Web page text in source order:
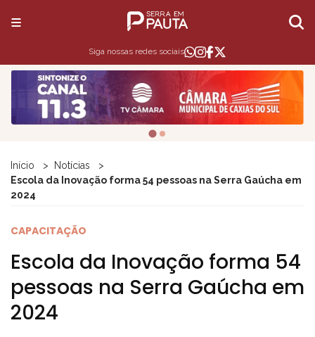
Siga nossas redes sociais
Início
Notícias
Escola da Inovação forma 54 pessoas na Serra Gaúcha em
2024
CAPACITAÇÃO
Escola da Inovação forma 54
pessoas na Serra Gaúcha em
2024